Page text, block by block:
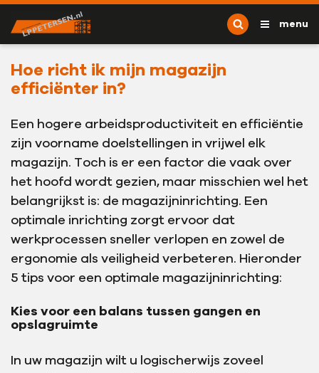
Ga naar content
L.P. Petersen
menu
Hoe richt ik mijn magazijn
efficiënter in?
Een hogere arbeidsproductiviteit en efficiëntie
zijn voorname doelstellingen in vrijwel elk
magazijn. Toch is er een factor die vaak over
het hoofd wordt gezien, maar misschien wel het
belangrijkst is: de magazijninrichting. Een
optimale inrichting zorgt ervoor dat
werkprocessen sneller verlopen en zowel de
ergonomie als veiligheid verbeteren. Hieronder
5 tips voor een optimale magazijninrichting:
Kies voor een balans tussen gangen en
opslagruimte
In uw magazijn wilt u logischerwijs zoveel